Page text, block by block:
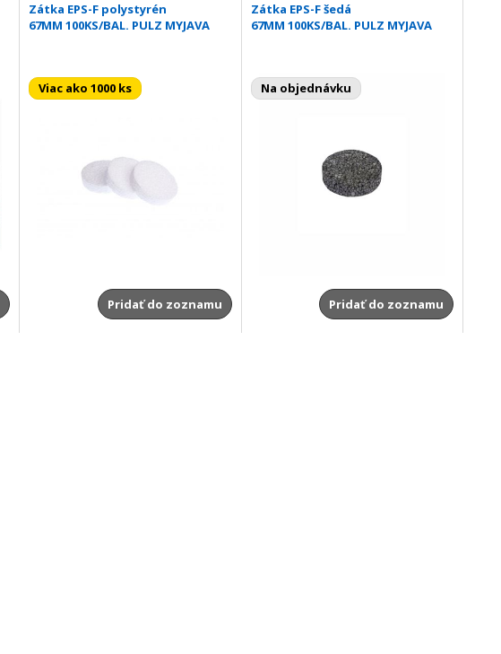
Zátka EPS-F polystyrén
67MM 100KS/BAL. PULZ MYJAVA
Viac ako 1000 ks
Pridať do zoznamu
Zátka EPS-F šedá
67MM 100KS/BAL. PULZ MYJAVA
Na objednávku
Pridať do zoznamu